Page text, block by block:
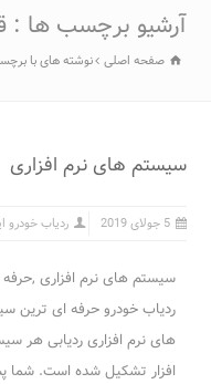
آرشیو برچسب ها
صفحه اصلی نوشته های با
سیستم های نرم افزاری
5 جولای 2019 ردیاب خودرو
سیستم های نرم افزاری
ردیاب خودرو حرفه ای ترین
های نرم افزاری ردیابی هر
افزار تشکیل شده است. شما